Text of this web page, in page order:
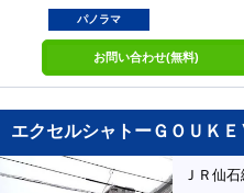
パノラマ
お問い合わせ(無料)
エクセルシャトーＧＯＵＫ
ＪＲ仙